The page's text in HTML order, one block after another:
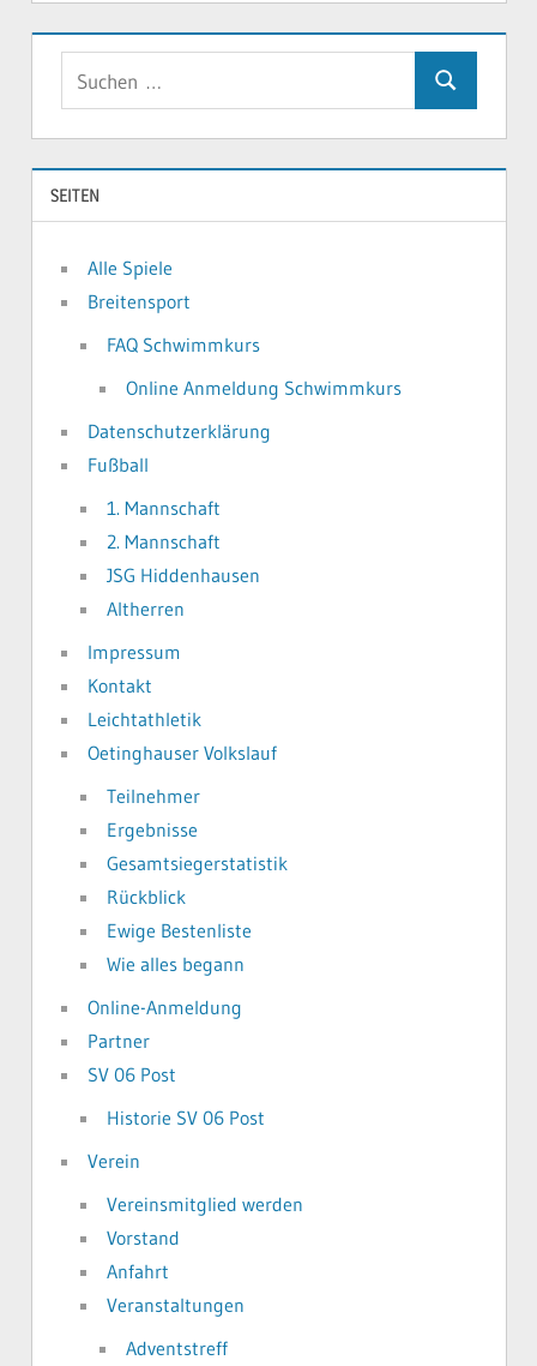
Suchen
SEITEN
Alle Spiele
Breitensport
FAQ Schwimmkurs
Online Anmeldung Schwimmkurs
Datenschutzerklärung
Fußball
1. Mannschaft
2. Mannschaft
JSG Hiddenhausen
Altherren
Impressum
Kontakt
Leichtathletik
Oetinghauser Volkslauf
Teilnehmer
Ergebnisse
Gesamtsiegerstatistik
Rückblick
Ewige Bestenliste
Wie alles begann
Online-Anmeldung
Partner
SV 06 Post
Historie SV 06 Post
Verein
Vereinsmitglied werden
Vorstand
Anfahrt
Veranstaltungen
Adventstreff